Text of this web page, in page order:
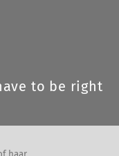
to be right